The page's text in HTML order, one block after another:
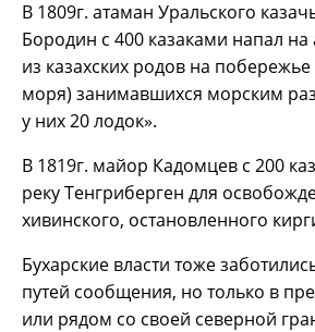
В 1809г. атаман Уральского
Бородин с 400 казаками напал на
из казахских родов на
моря) занимавшихся морским
у них 20 лодок».
В 1819г. майор Кадомцев с 200
реку Тенгриберген для
хивинского, остановленного
Бухарские власти тоже
путей сообщения, но только в
или рядом со своей северной